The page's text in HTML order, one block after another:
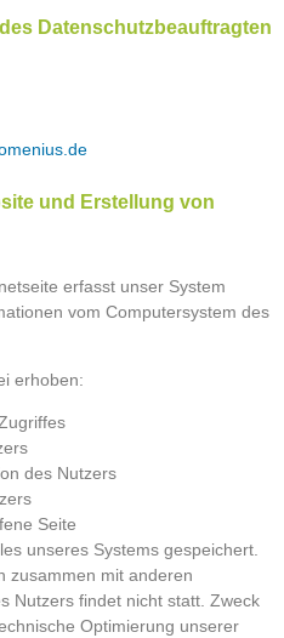
Datenschutzbeauftragten
und Erstellung von
erfasst unser System
vom Computersystem des
erhoben:
des Nutzers
Seite
unseres Systems gespeichert.
zusammen mit anderen
Nutzers findet nicht statt. Zweck
Optimierung unserer